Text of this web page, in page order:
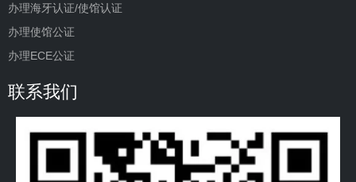
办理海牙认证/使馆认证
办理使馆公证
办理ECE公证
联系我们